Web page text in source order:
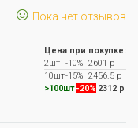
☺ Пока нет отзывов
Цена при покупке:
2шт -10% 2601 р
10шт-15% 2456.5 р
>100шт -20% 2312 р